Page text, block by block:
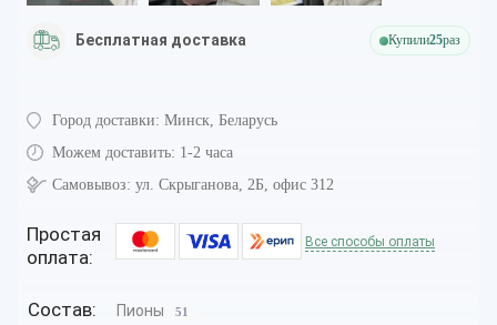
Бесплатная доставка Купили25раз
Город доставки: Минск, Беларусь
Можем доставить: 1-2 часа
Самовывоз: ул. Скрыганова, 2Б, офис 312
Простая
оплата:
Все способы оплаты
Состав: Пионы 51